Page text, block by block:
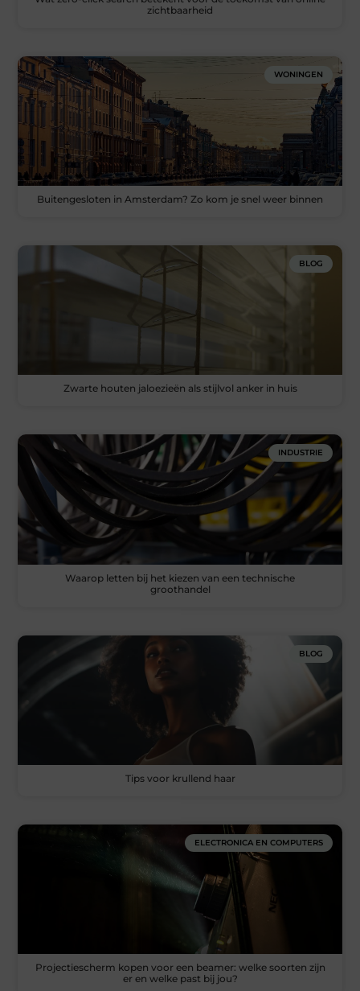
zichtbaarheid
WONINGEN
Buitengesloten in Amsterdam? Zo kom je snel weer binnen
BLOG
Zwarte houten jaloezieën als stijlvol anker in huis
INDUSTRIE
Waarop letten bij het kiezen van een technische
groothandel
BLOG
Tips voor krullend haar
ELECTRONICA EN COMPUTERS
Projectiescherm kopen voor een beamer: welke soorten zijn
er en welke past bij jou?